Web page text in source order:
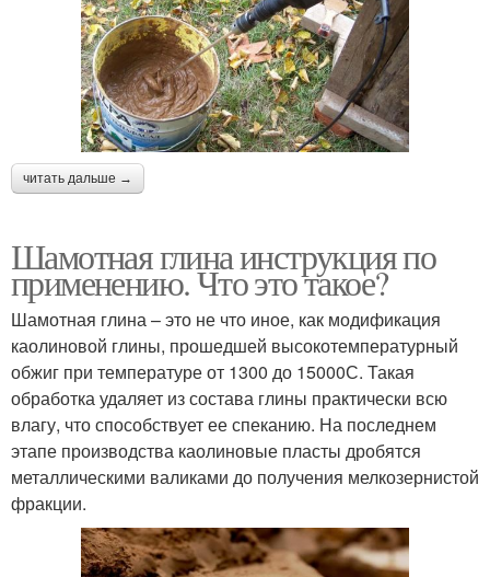
читать дальше →
Шамотная глина инструкция по
применению. Что это такое?
Шамотная глина – это не что иное, как модификация
каолиновой глины, прошедшей высокотемпературный
обжиг при температуре от 1300 до 15000С. Такая
обработка удаляет из состава глины практически всю
влагу, что способствует ее спеканию. На последнем
этапе производства каолиновые пласты дробятся
металлическими валиками до получения мелкозернистой
фракции.